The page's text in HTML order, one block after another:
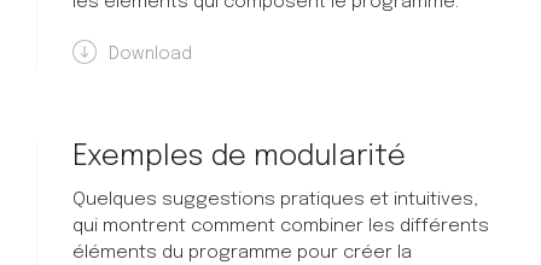
Download
Exemples de modularité
Quelques suggestions pratiques et intuitives,
qui montrent comment combiner les différents
éléments du programme pour créer la